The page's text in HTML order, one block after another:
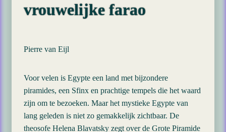
vrouwelijke farao
Pierre van Eijl
Voor velen is Egypte een land met bijzondere
piramides, een Sfinx en prachtige tempels die het waard
zijn om te bezoeken. Maar het mystieke Egypte van
lang geleden is niet zo gemakkelijk zichtbaar. De
theosofe Helena Blavatsky zegt over de Grote Piramide